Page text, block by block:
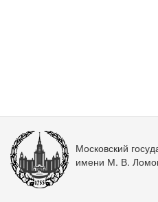
Московский
имени М. В.